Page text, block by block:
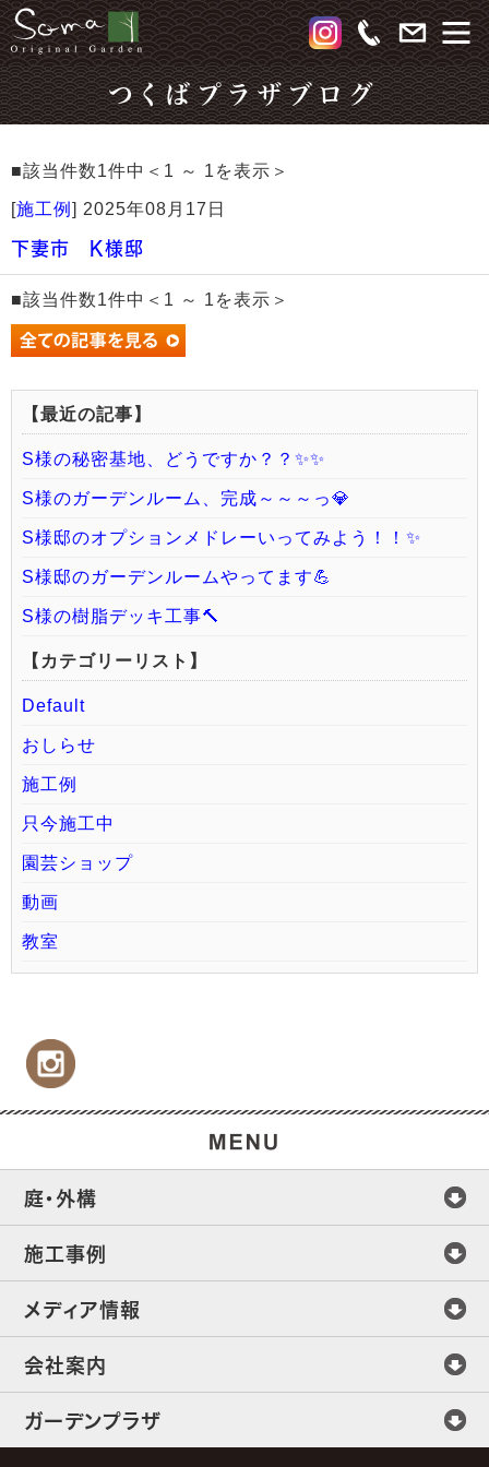
つくばプラザブログ
■該当件数1件中＜1 ～ 1を表示＞
[施工例 ] 2025年08月17日
下妻市 K様邸
■該当件数1件中＜1 ～ 1を表示＞
【最近の記事】
S様の秘密基地、どうですか？？✨✨
S様のガーデンルーム、完成～～～っ💎
S様邸のオプションメドレーいってみよう！！✨
S様邸のガーデンルームやってます💪
S様の樹脂デッキ工事🔨
【カテゴリーリスト】
Default
おしらせ
施工例
只今施工中
園芸ショップ
動画
教室
庭・外構
施工事例
メディア情報
会社案内
ガーデンプラザ